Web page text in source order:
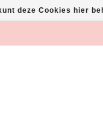
deze Cookies hier